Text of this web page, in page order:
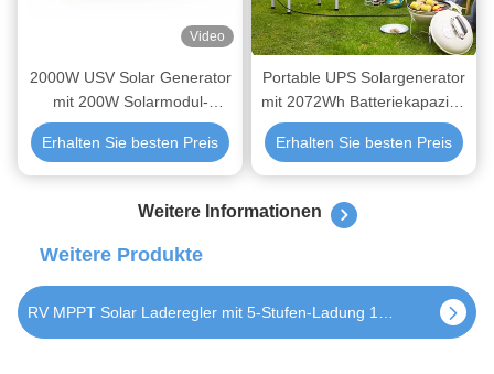
Video
2000W USV Solar Generator
mit 200W Solarmodul-
Eingang und MPPT Solar
Laderegler
Erhalten Sie besten Preis
Portable UPS Solargenerator
mit 2072Wh Batteriekapazität
MPPT Ladecontroller und
wetterdichtem Design
Erhalten Sie besten Preis
Weitere Informationen
Weitere Produkte
Smart RV MPPT Solar Charge Controller mit 5-stufiger Ladung 99,5% Nachverfolgungswirksamkeit für AGM/GEL/WET Batterien